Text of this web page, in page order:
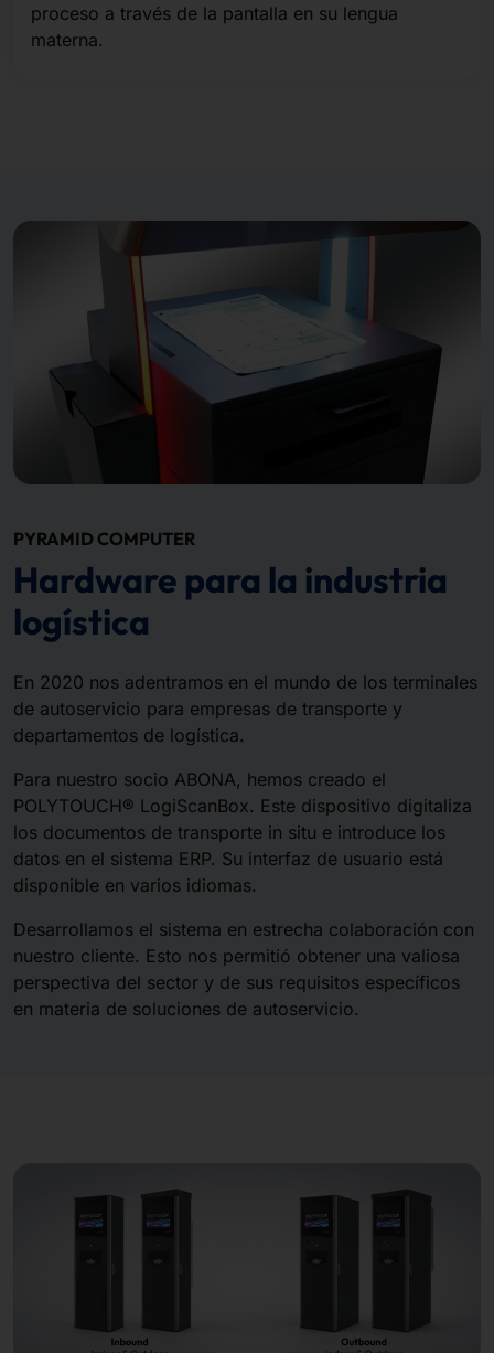
proceso a través de la pantalla en su lengua
materna.
PYRAMID COMPUTER
Hardware para la industria
logística
En 2020 nos adentramos en el mundo de los terminales
de autoservicio para empresas de transporte y
departamentos de logística.
Para nuestro socio ABONA, hemos creado el
POLYTOUCH® LogiScanBox. Este dispositivo digitaliza
los documentos de transporte in situ e introduce los
datos en el sistema ERP. Su interfaz de usuario está
disponible en varios idiomas.
Desarrollamos el sistema en estrecha colaboración con
nuestro cliente. Esto nos permitió obtener una valiosa
perspectiva del sector y de sus requisitos específicos
en materia de soluciones de autoservicio.